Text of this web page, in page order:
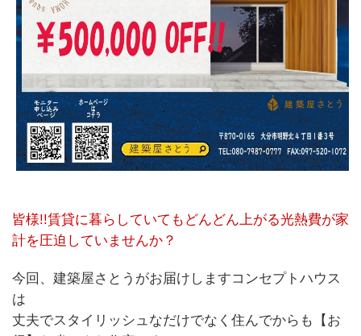
皆様!!賃貸に暮らしていてもどんどん上がる光熱費が家
計を圧迫していませんか？
今回、建築屋さとうがお届けしますコンセプトハウス
は
丈夫でスタイリッシュなだけでなく住んでからも【お